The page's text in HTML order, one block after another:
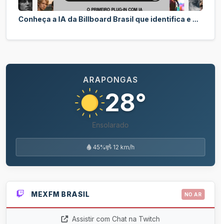
Conheça a IA da Billboard Brasil que identifica e ...
ARAPONGAS
28°
Ensolarado
45% 12 km/h
MEXFM BRASIL NO AR
Assistir com Chat na Twitch